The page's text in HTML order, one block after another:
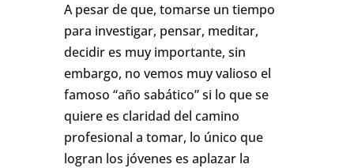
A pesar de que, tomarse un tiempo
para investigar, pensar, meditar,
decidir es muy importante, sin
embargo, no vemos muy valioso el
famoso “año sabático” si lo que se
quiere es claridad del camino
profesional a tomar, lo único que
logran los jóvenes es aplazar la